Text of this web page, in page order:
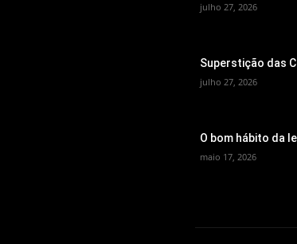
julho 27, 2026
Superstição das
julho 27, 2026
O bom hábito da
maio 17, 2026